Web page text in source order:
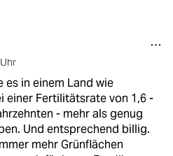
es in einem Land wie
einer Fertilitätsrate von 1,6 -
- mehr als genug
Und entsprechend billig.
mehr Grünflächen